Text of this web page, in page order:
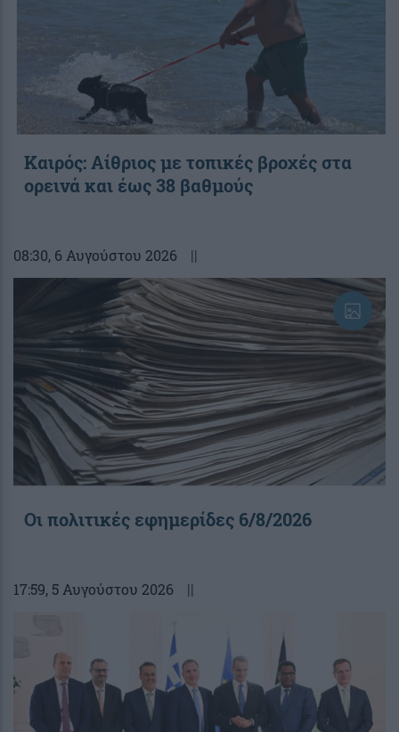
Καιρός: Αίθριος με τοπικές βροχές στα
ορεινά και έως 38 βαθμούς
08:30, 6 Αυγούστου 2026 ||
Οι πολιτικές εφημερίδες 6/8/2026
17:59, 5 Αυγούστου 2026 ||